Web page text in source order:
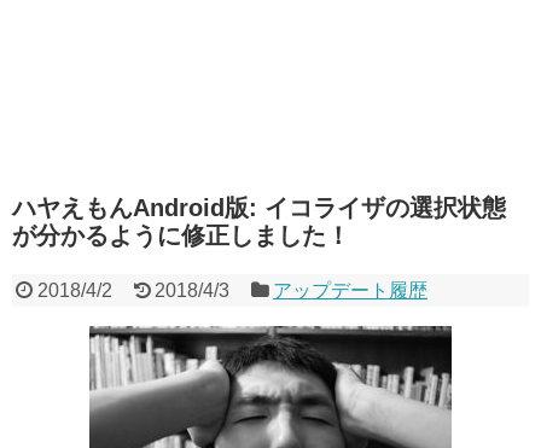
ハヤえもんAndroid版: イコライザの選択状態
が分かるように修正しました！
2018/4/2 2018/4/3 アップデート履歴